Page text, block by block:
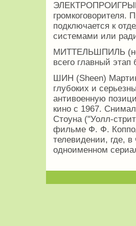
громкоговорителя.
подключается к
системами или
МИТТЕЛЬШПИЛЬ
всего главный этап
ШИН (Sheen)
глубоких и
антивоенную
кино с 1967.
Стоуна ("Уолл-
фильме Ф. Ф.
телевидении, где,
одноименном